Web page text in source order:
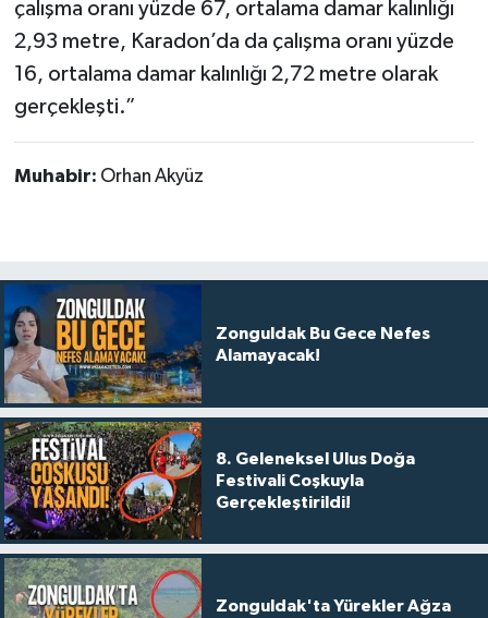
çalışma oranı yüzde 67, ortalama damar kalınlığı
2,93 metre, Karadon’da da çalışma oranı yüzde
16, ortalama damar kalınlığı 2,72 metre olarak
gerçekleşti.”
Muhabir: Orhan Akyüz
Zonguldak Bu Gece Nefes
Alamayacak!
8. Geleneksel Ulus Doğa
Festivali Coşkuyla
Gerçekleştirildi!
Zonguldak'ta Yürekler Ağza